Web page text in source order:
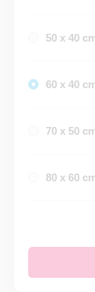
50 x 40
60 x 40
70 x 50
80 x 60